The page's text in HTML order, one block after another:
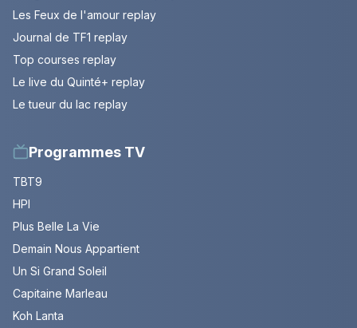
Les Feux de l'amour replay
Journal de TF1 replay
Top courses replay
Le live du Quinté+ replay
Le tueur du lac replay
Programmes TV
TBT9
HPI
Plus Belle La Vie
Demain Nous Appartient
Un Si Grand Soleil
Capitaine Marleau
Koh Lanta